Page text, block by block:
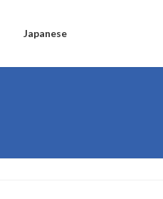
Japanese